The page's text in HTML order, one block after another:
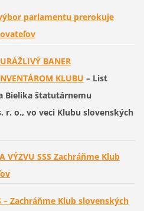
výbor parlamentu prerokuje
BANER
KLUBU – List
Bielika štatutárnemu
r. o., vo veci Klubu slovenských
SSS Zachráňme Klub
– Zachráňme Klub slovenských